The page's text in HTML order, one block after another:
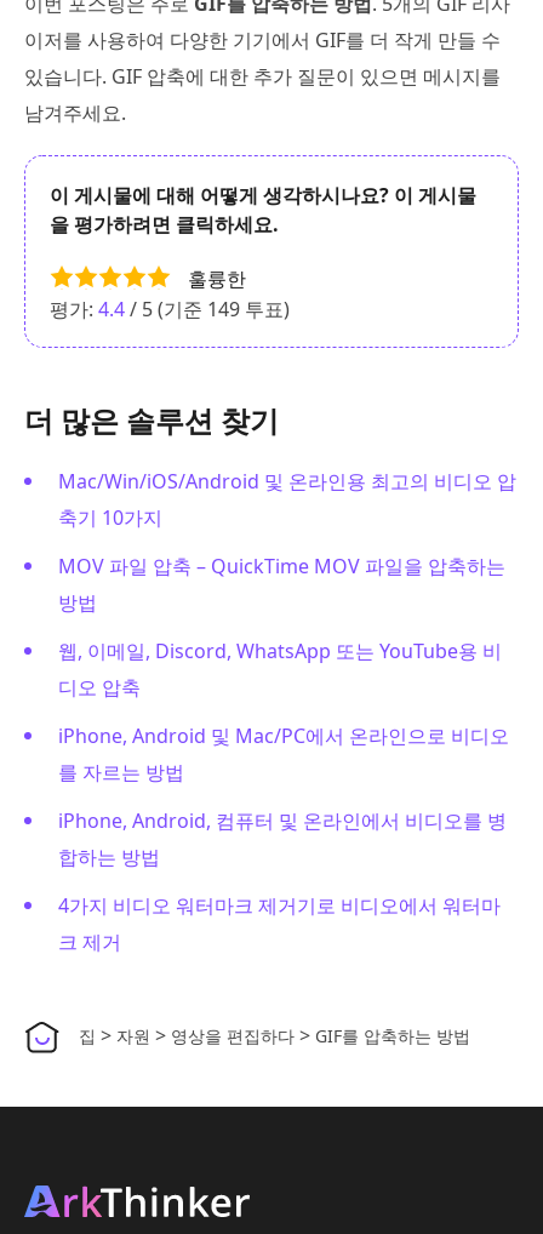
이저를 사용하여 다양한 기기에서 GIF를 더 작게 만들 수
있습니다. GIF 압축에 대한 추가 질문이 있으면 메시지를
남겨주세요.
이 게시물에 대해 어떻게 생각하시나요? 이 게시물
을 평가하려면 클릭하세요.
훌륭한
평가: 4.4/ 5 (기준 149 투표)
더 많은 솔루션 찾기
Mac/Win/iOS/Android 및 온라인용 최고의 비디오 압
축기 10가지
MOV 파일 압축 – QuickTime MOV 파일을 압축하는
방법
웹, 이메일, Discord, WhatsApp 또는 YouTube용 비
디오 압축
iPhone, Android 및 Mac/PC에서 온라인으로 비디오
를 자르는 방법
iPhone, Android, 컴퓨터 및 온라인에서 비디오를 병
합하는 방법
4가지 비디오 워터마크 제거기로 비디오에서 워터마
크 제거
집 > 자원 > 영상을 편집하다 > GIF를 압축하는 방법